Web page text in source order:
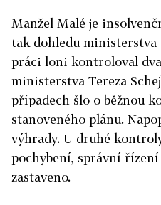
Manžel Malé je
tak dohledu ministerstva
práci loni kontroloval
ministerstva Tereza
případech šlo o běžnou
stanoveného plánu.
výhrady. U druhé
pochybení, správní řízení
zastaveno.